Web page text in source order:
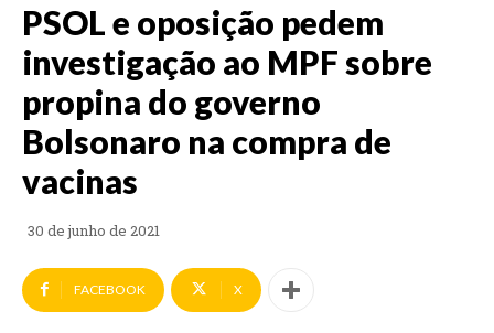
PSOL e oposição pedem
investigação ao MPF sobre
propina do governo
Bolsonaro na compra de
vacinas
30 de junho de 2021
FACEBOOK X